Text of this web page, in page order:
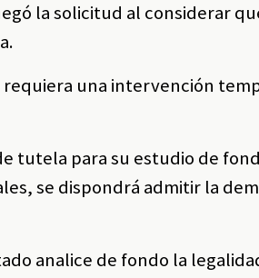
la solicitud al considerar
una intervención
tutela para su estudio de
se dispondrá admitir la
analice de fondo la